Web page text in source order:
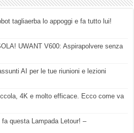
tagliaerba lo appoggi e fa tutto lui!
UWANT V600: Aspirapolvere senza
AI per le tue riunioni e lezioni
4K e molto efficace. Ecco come va
fa questa Lampada Letour! –